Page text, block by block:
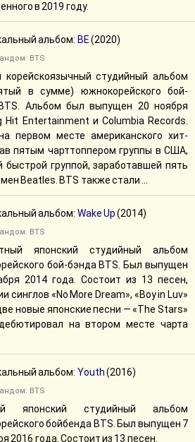
в 2019 году.
альбом: BE(2020)
BTS
корейскоязычный студийный альбом
в сумме) южнокорейского бой-
Альбом был выпущен 20 ноября
Hit Entertainment и Columbia Records.
первом месте американского хит-
пятым чарттоппером группы в США,
группой, заработавшей пять
Beatles. BTS также стали ...
альбом: Wake Up(2014)
BTS
японский студийный альбом
бой-бэнда BTS. Был выпущен
2014 года. Состоит из 13 песен,
синглов «No More Dream», «Boy in Luv»
новые японские песни — «The Stars»
на втором месте чарта
альбом: Youth(2016)
BTS
японский студийный альбом
бойбенда BTS. Был выпущен 7
2016 года. Состоит из 13 песен.